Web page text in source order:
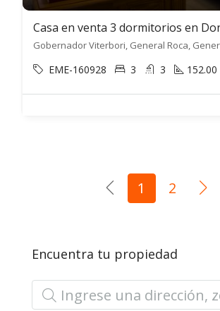
Gobernador Viterbori, General Roca,
EME-160928 3 3 152.00
1 2
Encuentra tu propiedad